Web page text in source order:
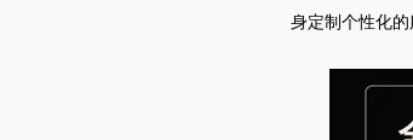
身定制个性化的